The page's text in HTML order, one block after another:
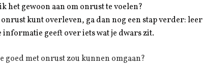
het gewoon aan om onrust te voelen?
kunt overleven, ga dan nog een stap verder: leer
geeft over iets wat je dwars zit.
goed met onrust zou kunnen omgaan?